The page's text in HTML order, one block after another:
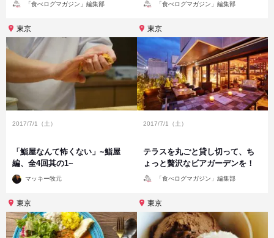
「食べログマガジン」編集部 「食べログマガジン」編集部
東京
2017/7/1（土）
「鮨屋なんて怖くない」~鮨屋
編、全4回其の1~
投
稿
マッキー牧元
東京
2017/7/1（土）
テラスを丸ごと貸し切って、ち
ょっと贅沢なビアガーデンを！
「食べログマガジン」編集部
東京 東京